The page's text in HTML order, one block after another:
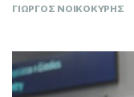
ΓΙΩΡΓΟΣ ΝΟΙΚΟΚΥΡΗΣ